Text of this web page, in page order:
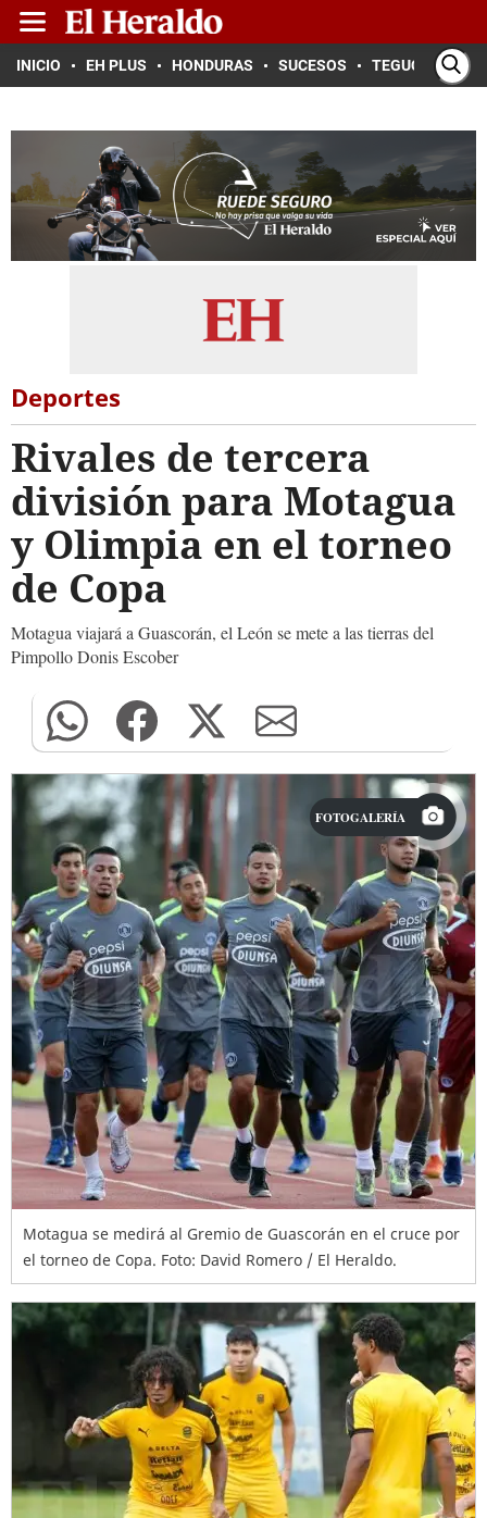
INICIO EH PLUS HONDURAS SUCESOS TEGUCIGALPA
Deportes
Rivales de tercera
división para Motagua
y Olimpia en el torneo
de Copa
Motagua viajará a Guascorán, el León se mete a las tierras del
Pimpollo Donis Escober
FOTOGALERÍA
Motagua se medirá al Gremio de Guascorán en el cruce por
el torneo de Copa. Foto: David Romero / El Heraldo.